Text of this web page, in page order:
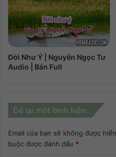
Đời Như Ý | Nguyễn Ngọc Tư
Audio | Bản Full
Để lại một bình luận
Email của bạn sẽ không được
buộc được đánh dấu *